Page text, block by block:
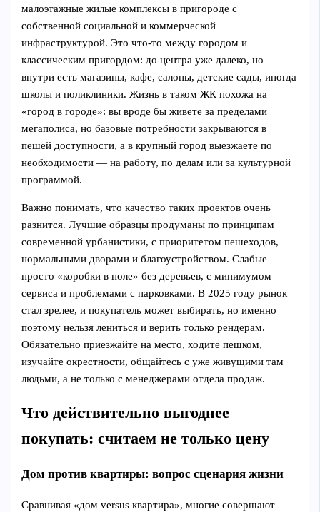
малоэтажные жилые комплексы в пригороде с
собственной социальной и коммерческой
инфраструктурой. Это что‑то между городом и
классическим пригордом: до центра уже далеко, но
внутри есть магазины, кафе, салоны, детские сады, иногда
школы и поликлиники. Жизнь в таком ЖК похожа на
«город в городе»: вы вроде бы живете за пределами
мегаполиса, но базовые потребности закрываются в
пешей доступности, а в крупный город выезжаете по
необходимости — на работу, по делам или за культурной
программой.
Важно понимать, что качество таких проектов очень
разнится. Лучшие образцы продуманы по принципам
современной урбанистики, с приоритетом пешеходов,
нормальными дворами и благоустройством. Слабые —
просто «коробки в поле» без деревьев, с минимумом
сервиса и проблемами с парковками. В 2025 году рынок
стал зрелее, и покупатель может выбирать, но именно
поэтому нельзя лениться и верить только рендерам.
Обязательно приезжайте на место, ходите пешком,
изучайте окрестности, общайтесь с уже живущими там
людьми, а не только с менеджерами отдела продаж.
Что действительно выгоднее
покупать: считаем не только цену
Дом против квартиры: вопрос сценария жизни
Сравнивая «дом versus квартира», многие совершают